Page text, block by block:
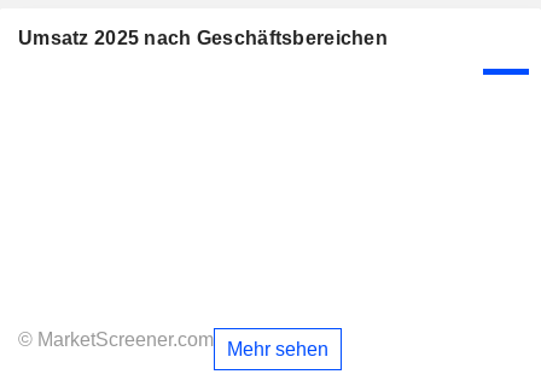
Umsatz 2025 nach Geschäftsbereichen
© MarketScreener.com Mehr sehen